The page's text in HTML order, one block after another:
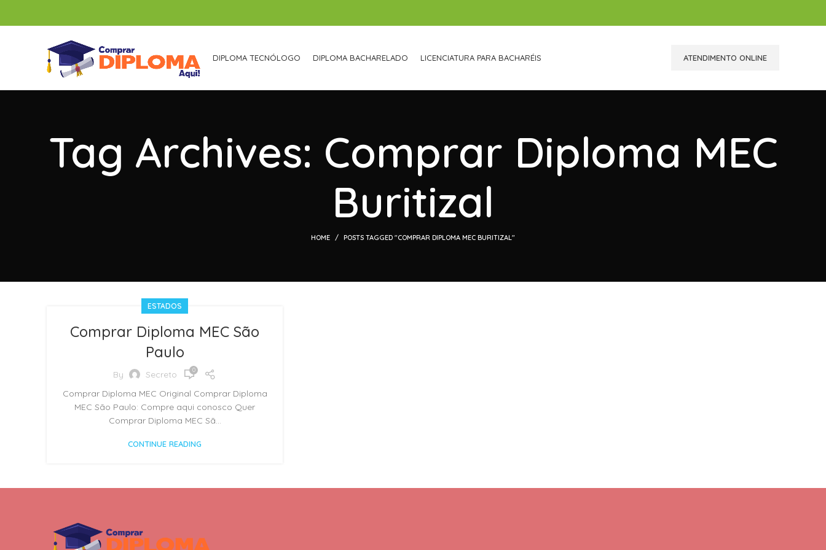
DIPLOMA TECNÓLOGO DIPLOMA BACHARELADO LICENCIATURA PARA BACHARÉIS ATENDIMENTO ONLINE
Tag Archives: Comprar Diploma MEC
Buritizal
HOME POSTS TAGGED "COMPRAR DIPLOMA MEC BURITIZAL"
ESTADOS
Comprar Diploma MEC São
Paulo
By Secreto 0
Comprar Diploma MEC Original Comprar Diploma
MEC São Paulo: Compre aqui conosco Quer
Comprar Diploma MEC Sã...
CONTINUE READING